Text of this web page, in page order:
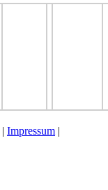
| Impressum |